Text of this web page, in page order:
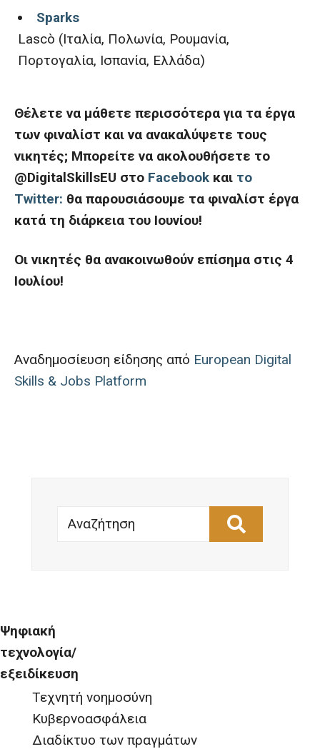
Sparks
Lascò (Ιταλία, Πολωνία, Ρουμανία,
Πορτογαλία, Ισπανία, Ελλάδα)
Θέλετε να μάθετε περισσότερα για τα έργα
των φιναλίστ και να ανακαλύψετε τους
νικητές; Μπορείτε να ακολουθήσετε το
@DigitalSkillsEU στο Facebook και το
Twitter: θα παρουσιάσουμε τα φιναλίστ έργα
κατά τη διάρκεια του Ιουνίου!
Οι νικητές θα ανακοινωθούν επίσημα στις 4
Ιουλίου!
Αναδημοσίευση είδησης από European Digital
Skills & Jobs Platform
Αναζήτηση
Ψηφιακή
τεχνολογία/
εξειδίκευση
Τεχνητή νοημοσύνη
Κυβερνοασφάλεια
Διαδίκτυο των πραγμάτων